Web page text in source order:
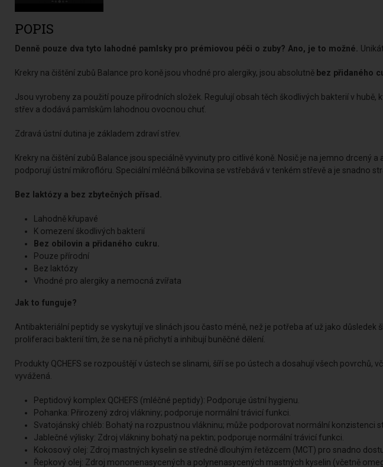
POPIS
Denně pouze dva tyto lahodné pamlsky pro prémiovou péči o zuby? Ano, je to možné.
Krekry na čištění zubů Balance pro koně jsou vhodné pro alergiky, jsou absolutně bez přidaného
Jsou vyrobeny za použití pouze přírodních složek. Regulují obsah těch škodlivých bakterií v
střev a dodává pamlskům lahodnou ovocnou chuť.
Zdravá ústní dutina je základem zdraví střev.
Krekry na čištění zubů Balance jsou speciálně vyvinuty pro citlivé koně. Nosič je na jemno
podporují ústní mikroflóru. Speciální mléčná bílkovina se vstřebává v tenkém střevě a je snadno
Bez laktózy a bez zbytečných přísad.
Lahodně křupavé
K omezení škodlivých bakterií
Bez obilovin a přidaného cukru.
Pouze přírodní
Bez laktózy
Vhodné pro alergiky a nemocná zvířata
Jak to funguje?
Antibakteriální peptidy se vyskytují ve slinách jsou často méně, než je potřeba ať už jako
proliferaci bakterií tím, že se na ně přichytí a inhibují buněčné dělení.
Produkty QCHEFS se rozpouštějí v ústech se slinami, šíří se po ústech a dosahují všech
vyvážená.
Peptidový komplex QCHEFS (mléčné peptidy): Podporuje ústní hygienu.
Pohanka: Přirozený zdroj vlákniny; podporuje normální trávicí funkci.
Svatojánský chléb: Bohatý na rozpustnou vlákninu; může podporovat normální konzistenci
Jablečné výlisky: Zdroj vlákniny bohatý na pektin; podporuje normální trávicí funkci.
Kokosový olej: Zdroj mastných kyselin se středně dlouhým řetězcem (MCT) pro snadno
Řepkový olej: Zdroj mononenasycených a polynenasycených mastných kyselin (včetně